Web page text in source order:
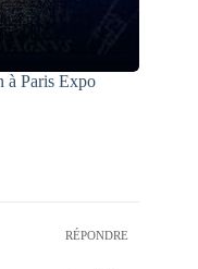
à Paris Expo
RÉPONDRE